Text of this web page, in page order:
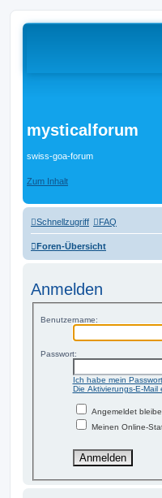
mysticalforum
swiss-goa-forum
Zum Inhalt
Schnellzugriff FAQ
Foren-Übersicht
Anmelden
Benutzername:
Passwort:
Ich habe mein
Die Aktivierungs-E-Mail
Angemeldet
Meinen Online-